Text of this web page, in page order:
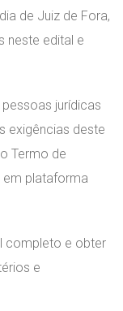
de Juiz de Fora,
neste edital e
jurídicas
exigências deste
Termo de
em plataforma
completo e obter
e